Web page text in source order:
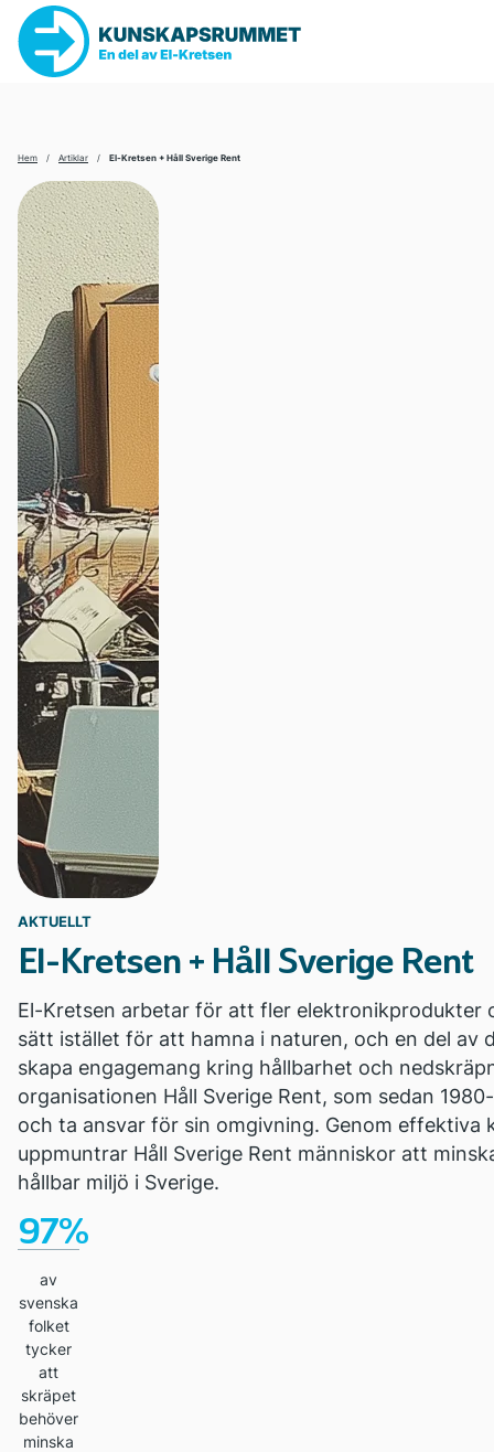
Klok på nån minut
Hur funkar det?
Ta hand om dina grejer
Världen, politik och cirkulär ekonomi
Aktuellt
Skolmaterial
Statistik och data
Hem / Artiklar / El-Kretsen + Håll Sverige Rent
AKTUELLT
El-Kretsen + Håll Sverige Rent
El-Kretsen arbetar för att fler elektronikprodukter
sätt istället för att hamna i naturen, och en del
skapa engagemang kring hållbarhet och
organisationen Håll Sverige Rent, som sedan
och ta ansvar för sin omgivning. Genom
uppmuntrar Håll Sverige Rent människor att
hållbar miljö i Sverige.
97%
av
svenska
folket
tycker
att
skräpet
behöver
minska